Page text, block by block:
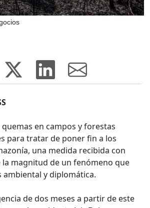
en campos y forestas
para tratar de poner fin a los
una medida recibida con
la magnitud de un fenómeno que
ambiental y diplomática.
de dos meses a partir de este